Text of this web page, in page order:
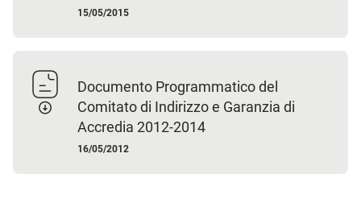
15/05/2015
Documento Programmatico del
Comitato di Indirizzo e Garanzia di
Accredia 2012-2014
16/05/2012